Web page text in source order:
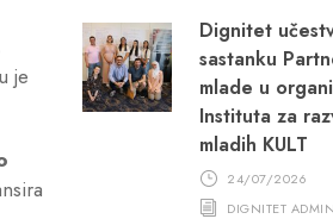
je
Dignitet
sastanku
mlade u
Instituta za
mladih KULT
24/07/2026
DIGNITET ADMIN